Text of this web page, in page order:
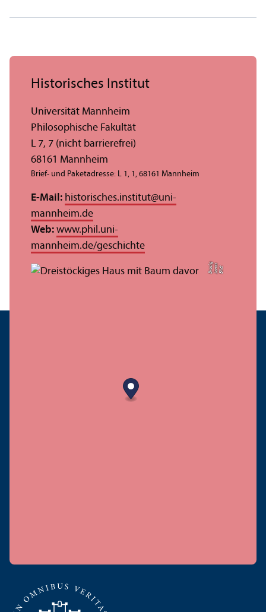
Bil
d:
J
o
n
a
sB
r
o
si
g
Historisches Institut
Universität Mannheim
Philosophische Fakultät
L 7, 7 (nicht barrierefrei)
68161 Mannheim
Brief- und Paketadresse: L 1, 1, 68161 Mannheim
E-Mail: historisches.institut@uni-
mannheim.de
Web: www.phil.uni-
mannheim.de/geschichte